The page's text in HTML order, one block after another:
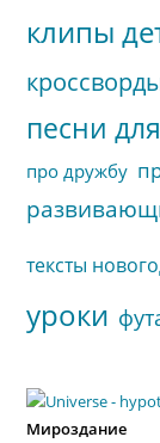
клипы
песни
про дружбу
тексты
уроки
Мироздание